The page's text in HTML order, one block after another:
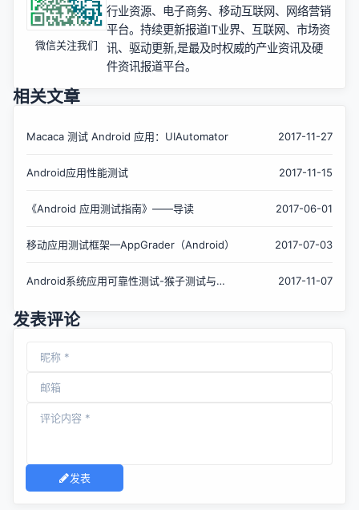
微信关注我们
行业资源、电子商务、移动互联网、网络营销
平台。持续更新报道IT业界、互联网、市场资
讯、驱动更新,是最及时权威的产业资讯及硬
件资讯报道平台。
相关文章
Macaca 测试 Android 应用：UIAutomator 2017-11-27
Android应用性能测试 2017-11-15
《Android 应用测试指南》——导读 2017-06-01
移动应用测试框架—AppGrader（Android） 2017-07-03
Android系统应用可靠性测试-猴子测试与
2017-11-07
发表评论
发表